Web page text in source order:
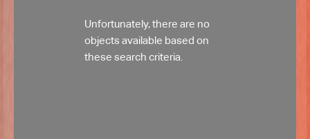
Unfortunately, there are no
objects available based on
these search criteria.